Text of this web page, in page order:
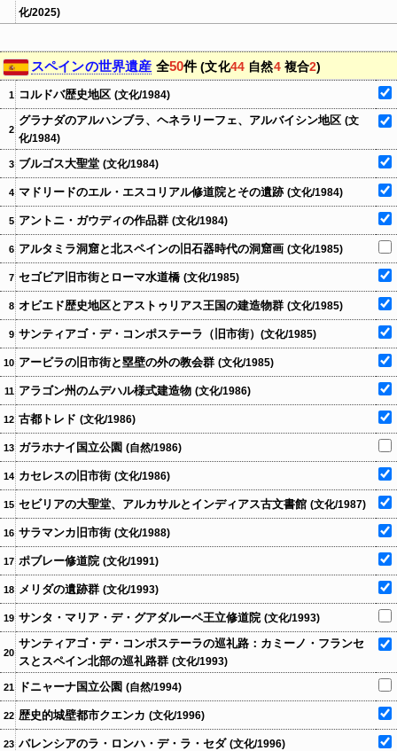
化/2025)
スペインの世界遺産 全50件(文化44 自然4複合2)
1 コルドバ歴史地区 (文化/1984)
2
グラナダのアルハンブラ、ヘネラリーフェ、アルバイシン地区 (文
化/1984)
3 ブルゴス大聖堂 (文化/1984)
4 マドリードのエル・エスコリアル修道院とその遺跡 (文化/1984)
5 アントニ・ガウディの作品群 (文化/1984)
6 アルタミラ洞窟と北スペインの旧石器時代の洞窟画 (文化/1985)
7 セゴビア旧市街とローマ水道橋 (文化/1985)
8 オビエド歴史地区とアストゥリアス王国の建造物群 (文化/1985)
9 サンティアゴ・デ・コンポステーラ（旧市街） (文化/1985)
10 アービラの旧市街と塁壁の外の教会群 (文化/1985)
11 アラゴン州のムデハル様式建造物 (文化/1986)
12 古都トレド (文化/1986)
13 ガラホナイ国立公園 (自然/1986)
14 カセレスの旧市街 (文化/1986)
15 セビリアの大聖堂、アルカサルとインディアス古文書館 (文化/1987)
16 サラマンカ旧市街 (文化/1988)
17 ポブレー修道院 (文化/1991)
18 メリダの遺跡群 (文化/1993)
19 サンタ・マリア・デ・グアダルーペ王立修道院 (文化/1993)
20
サンティアゴ・デ・コンポステーラの巡礼路：カミーノ・フランセ
スとスペイン北部の巡礼路群 (文化/1993)
21 ドニャーナ国立公園 (自然/1994)
22 歴史的城壁都市クエンカ (文化/1996)
23 バレンシアのラ・ロンハ・デ・ラ・セダ (文化/1996)